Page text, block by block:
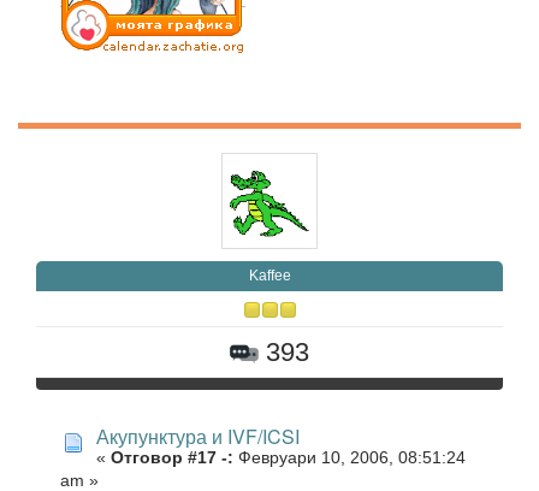
Kaffee
393
Акупунктура и IVF/ICSI
« Отговор #17 -: Февруари 10, 2006, 08:51:24
am »